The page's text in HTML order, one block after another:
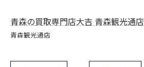
青森の買取専門店大吉 青森観光通店
青森観光通店